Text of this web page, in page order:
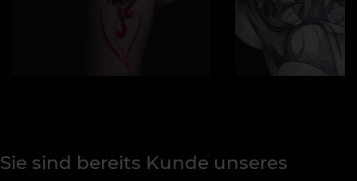
Sie sind bereits Kunde unseres